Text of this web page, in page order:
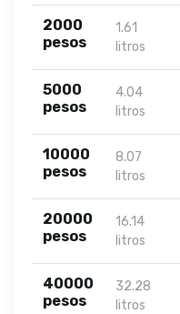
2000
pesos
1.61
litros
5000
pesos
4.04
litros
10000
pesos
8.07
litros
20000
pesos
16.14
litros
40000
pesos
32.28
litros